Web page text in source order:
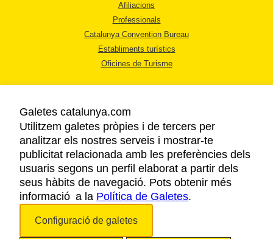
Afiliacions
Professionals
Catalunya Convention Bureau
Establiments turístics
Oficines de Turisme
AVÍS LEGAL
POLÍTICA DE PRIVACITAT
COOKIES
ACCESSIBILITAT
Galetes catalunya.com
Utilitzem galetes pròpies i de tercers per
analitzar els nostres serveis i mostrar-te
publicitat relacionada amb les preferències dels
usuaris segons un perfil elaborat a partir dels
seus hàbits de navegació. Pots obtenir més
informació a la Política de Galetes.
Configuració de galetes